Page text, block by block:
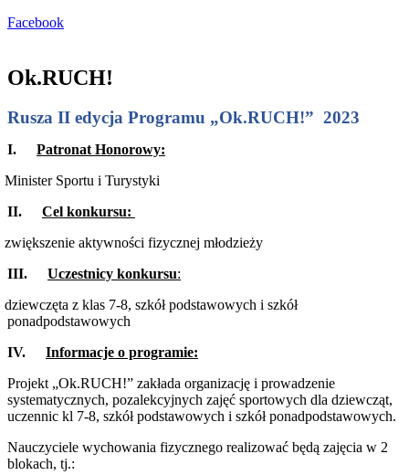
Facebook
Ok.RUCH!
Rusza II edycja Programu „Ok.RUCH!” 2023
I.
Patronat Honorowy:
Minister Sportu i Turystyki
II.
Cel konkursu:
zwiększenie aktywności fizycznej młodzieży
III.
Uczestnicy konkursu:
dziewczęta z klas 7-8, szkół podstawowych i szkół
ponadpodstawowych
IV.
Informacje o programie:
Projekt „Ok.RUCH!” zakłada organizację i prowadzenie
systematycznych, pozalekcyjnych zajęć sportowych dla dziewcząt,
uczennic kl 7-8, szkół podstawowych i szkół ponadpodstawowych.
Nauczyciele wychowania fizycznego realizować będą zajęcia w 2
blokach, tj.: